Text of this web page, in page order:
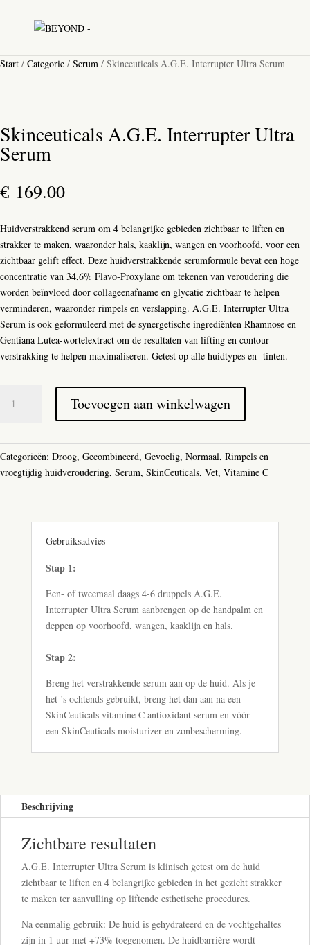
Start / Categorie / Serum / Skinceuticals A.G.E. Interrupter Ultra Serum
Skinceuticals A.G.E. Interrupter Ultra
Serum
€ 169.00
Huidverstrakkend serum om 4 belangrijke gebieden zichtbaar te liften en
strakker te maken, waaronder hals, kaaklijn, wangen en voorhoofd, voor een
zichtbaar gelift effect. Deze huidverstrakkende serumformule bevat een hoge
concentratie van 34,6% Flavo-Proxylane om tekenen van veroudering die
worden beïnvloed door collageenafname en glycatie zichtbaar te helpen
verminderen, waaronder rimpels en verslapping. A.G.E. Interrupter Ultra
Serum is ook geformuleerd met de synergetische ingrediënten Rhamnose en
Gentiana Lutea-wortelextract om de resultaten van lifting en contour
verstrakking te helpen maximaliseren. Getest op alle huidtypes en -tinten.
A.G.E.
Serum
aantal
Toevoegen aan winkelwagen
Categorieën: Droog, Gecombineerd, Gevoelig, Normaal, Rimpels en
vroegtijdig huidveroudering, Serum, SkinCeuticals, Vet, Vitamine C
Gebruiksadvies
Stap 1:
Een- of tweemaal daags 4-6 druppels A.G.E.
Interrupter Ultra Serum aanbrengen op de handpalm en
deppen op voorhoofd, wangen, kaaklijn en hals.
Stap 2:
Breng het verstrakkende serum aan op de huid. Als je
het ’s ochtends gebruikt, breng het dan aan na een
SkinCeuticals vitamine C antioxidant serum en vóór
een SkinCeuticals moisturizer en zonbescherming.
Beschrijving
Zichtbare resultaten
A.G.E. Interrupter Ultra Serum is klinisch getest om de huid
zichtbaar te liften en 4 belangrijke gebieden in het gezicht strakker
te maken ter aanvulling op liftende esthetische procedures.
Na eenmalig gebruik: De huid is gehydrateerd en de vochtgehaltes
zijn in 1 uur met +73% toegenomen. De huidbarrière wordt